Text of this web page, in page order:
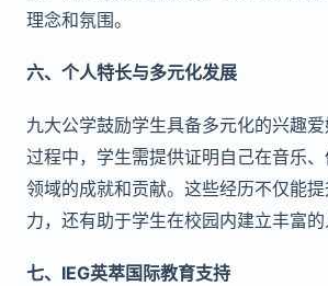
理念和氛围。
六、个人特长与多元化发展
九大公学鼓励学生具备多元化的兴趣
过程中，学生需提供证明自己在音乐
领域的成就和贡献。这些经历不仅能
力，还有助于学生在校园内建立丰富的
七、IEG英萃国际教育支持